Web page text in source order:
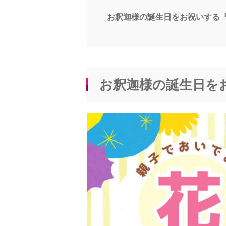
お釈迦様の誕生日をお祝いする
お釈迦様の誕生日